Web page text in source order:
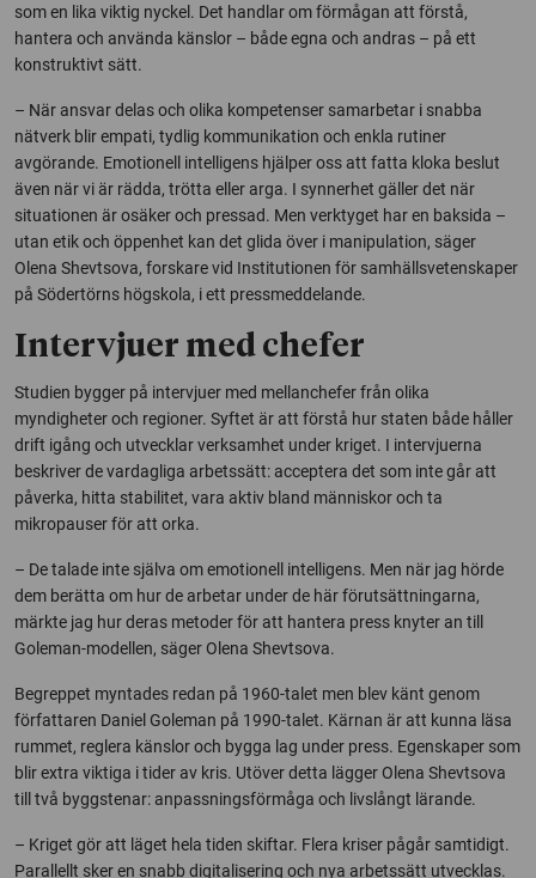
som en lika viktig nyckel. Det handlar om förmågan att förstå,
hantera och använda känslor – både egna och andras – på ett
konstruktivt sätt.
– När ansvar delas och olika kompetenser samarbetar i snabba
nätverk blir empati, tydlig kommunikation och enkla rutiner
avgörande. Emotionell intelligens hjälper oss att fatta kloka beslut
även när vi är rädda, trötta eller arga. I synnerhet gäller det när
situationen är osäker och pressad. Men verktyget har en baksida –
utan etik och öppenhet kan det glida över i manipulation, säger
Olena Shevtsova, forskare vid Institutionen för samhällsvetenskaper
på Södertörns högskola, i ett pressmeddelande.
Intervjuer med chefer
Studien bygger på intervjuer med mellanchefer från olika
myndigheter och regioner. Syftet är att förstå hur staten både håller
drift igång och utvecklar verksamhet under kriget. I intervjuerna
beskriver de vardagliga arbetssätt: acceptera det som inte går att
påverka, hitta stabilitet, vara aktiv bland människor och ta
mikropauser för att orka.
– De talade inte själva om emotionell intelligens. Men när jag hörde
dem berätta om hur de arbetar under de här förutsättningarna,
märkte jag hur deras metoder för att hantera press knyter an till
Goleman-modellen, säger Olena Shevtsova.
Begreppet myntades redan på 1960-talet men blev känt genom
författaren Daniel Goleman på 1990-talet. Kärnan är att kunna läsa
rummet, reglera känslor och bygga lag under press. Egenskaper som
blir extra viktiga i tider av kris. Utöver detta lägger Olena Shevtsova
till två byggstenar: anpassningsförmåga och livslångt lärande.
– Kriget gör att läget hela tiden skiftar. Flera kriser pågår samtidigt.
Parallellt sker en snabb digitalisering och nya arbetssätt utvecklas.